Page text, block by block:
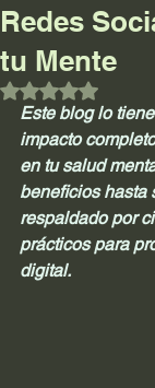
Redes
tu Mente
Obtuvo NaN
Este blog lo
impacto
en tu salud
beneficios hasta
respaldado por
prácticos para
digital.